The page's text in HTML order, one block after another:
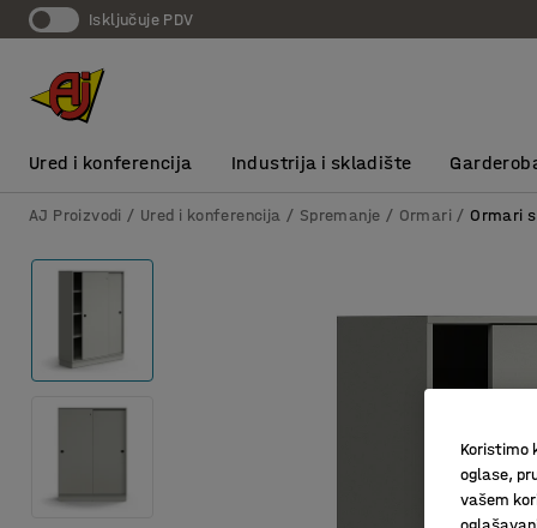
Isključuje PDV
Ured i konferencija Industrija i skladište
AJ Proizvodi Ured i konferencija Spremanje Ormari Ormari
Koristimo
oglase,
vašem